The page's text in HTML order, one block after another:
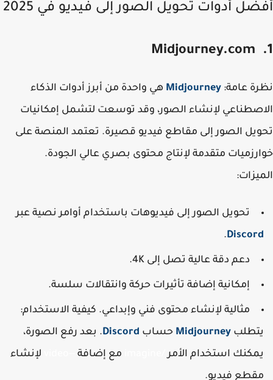
أدوات تحويل الصور إلى فيديو في 2025
عامة:
Midjourneyهي واحدة من أبرز أدوات الذكاء
لإنشاء الصور، وقد توسعت لتشمل إمكانيات
الصور إلى مقاطع فيديو قصيرة. تعتمد المنصة على
متقدمة لإنتاج محتوى بصري عالي الجودة.
:
تحويل الصور إلى فيديوهات باستخدام أوامر نصية عبر
.
دعم دقة عالية تصل إلى 4K.
إمكانية إضافة تأثيرات حركة وانتقالات سلسة.
مثالية لإنشاء محتوى فني وإبداعي. كيفية الاستخدام:
MidjourneyحسابDiscord. بعد رفع الصورة،
استخدام الأمر/imagine مع إضافة--video
لإنشاء
فيديو.